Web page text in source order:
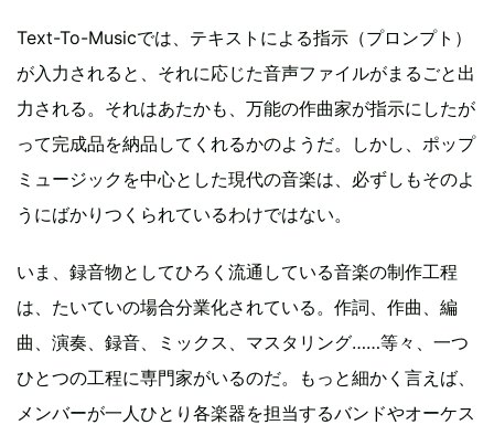
Text-To-Musicでは、テキストによる指示（プロンプト）
が入力されると、それに応じた音声ファイルがまるごと出
力される。それはあたかも、万能の作曲家が指示にしたが
って完成品を納品してくれるかのようだ。しかし、ポップ
ミュージックを中心とした現代の音楽は、必ずしもそのよ
うにばかりつくられているわけではない。
いま、録音物としてひろく流通している音楽の制作工程
は、たいていの場合分業化されている。作詞、作曲、編
曲、演奏、録音、ミックス、マスタリング……等々、一つ
ひとつの工程に専門家がいるのだ。もっと細かく言えば、
メンバーが一人ひとり各楽器を担当するバンドやオーケス